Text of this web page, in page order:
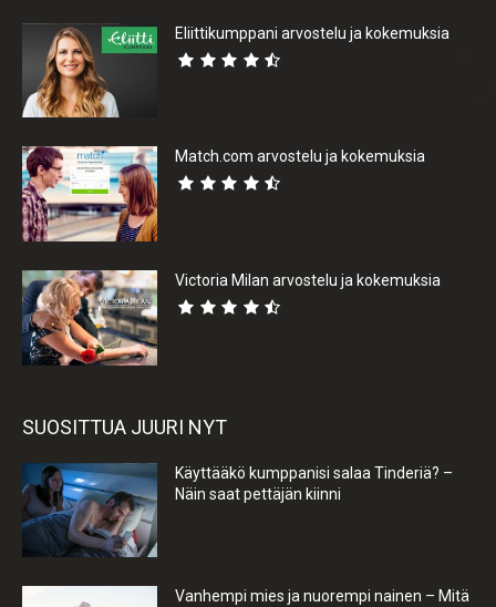
Eliittikumppani arvostelu ja kokemuksia
Match.com arvostelu ja kokemuksia
Victoria Milan arvostelu ja kokemuksia
SUOSITTUA JUURI NYT
Käyttääkö kumppanisi salaa Tinderiä? –
Näin saat pettäjän kiinni
Vanhempi mies ja nuorempi nainen – Mitä